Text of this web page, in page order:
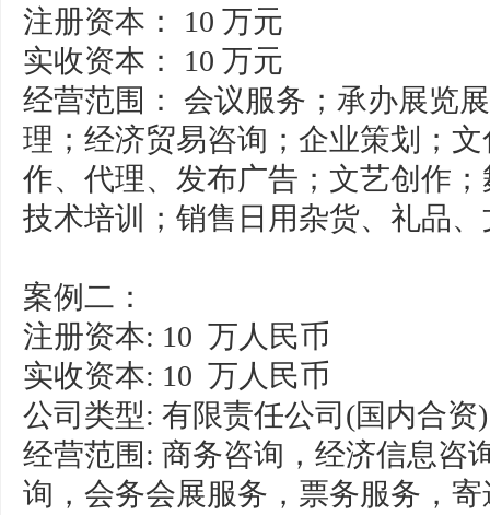
注册资本： 10 万元
实收资本： 10 万元
经营范围： 会议服务；承办展览
理；经济贸易咨询；企业策划；
作、代理、发布广告；文艺创作
技术培训；销售日用杂货、礼品
案例二：
注册资本: 10 万人民币
实收资本: 10 万人民币
公司类型: 有限责任公司(国内合资)
经营范围: 商务咨询，经济信息咨
询，会务会展服务，票务服务，